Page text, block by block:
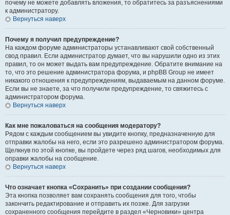
почему не можете добавлять вложения, то обратитесь за разъяснениями
к администратору.
Вернуться наверх
Почему я получил предупреждение?
На каждом форуме администраторы устанавливают свой собственный
свод правил. Если администратор думает, что вы нарушили одно из этих
правил, то он может выдать вам предупреждение. Обратите внимание на
то, что это решение администратора форума, и phpBB Group не имеет
никакого отношения к предупреждениям, выдаваемым на данном форуме.
Если вы не знаете, за что получили предупреждение, то свяжитесь с
администратором форума.
Вернуться наверх
Как мне пожаловаться на сообщения модератору?
Рядом с каждым сообщением вы увидите кнопку, предназначенную для
отправки жалобы на него, если это разрешено администратором форума.
Щелкнув по этой кнопке, вы пройдете через ряд шагов, необходимых для
оправки жалобы на сообщение.
Вернуться наверх
Что означает кнопка «Сохранить» при создании сообщения?
Эта кнопка позволяет вам сохранять сообщения для того, чтобы
закончить редактирование и отправить их позже. Для загрузки
сохраненного сообщения перейдите в раздел «Черновики» центра